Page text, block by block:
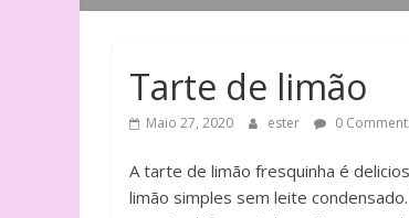
Tarte de limão
Maio 27, 2020 ester 0
A tarte de limão fresquinha é
limão simples sem leite